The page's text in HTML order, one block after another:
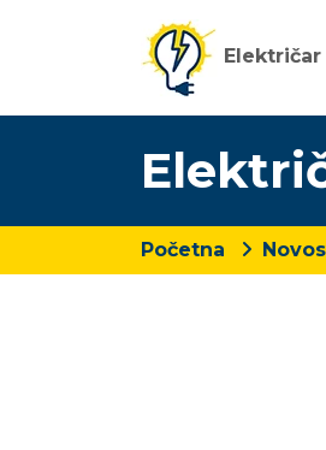
Električar
Početna